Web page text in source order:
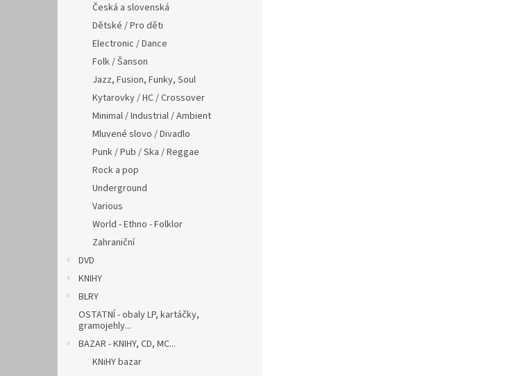
Česká a slovenská
Dětské / Pro děti
Electronic / Dance
Folk / Šanson
Jazz, Fusion, Funky, Soul
Kytarovky / HC / Crossover
Minimal / Industrial / Ambient
Mluvené slovo / Divadlo
Punk / Pub / Ska / Reggae
Rock a pop
Underground
Various
World - Ethno - Folklor
Zahraniční
DVD
KNIHY
BLRY
OSTATNÍ - obaly LP, kartáčky,
gramojehly...
BAZAR - KNIHY, CD, MC...
KNiHY bazar